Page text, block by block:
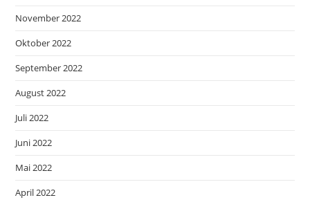
November 2022
Oktober 2022
September 2022
August 2022
Juli 2022
Juni 2022
Mai 2022
April 2022